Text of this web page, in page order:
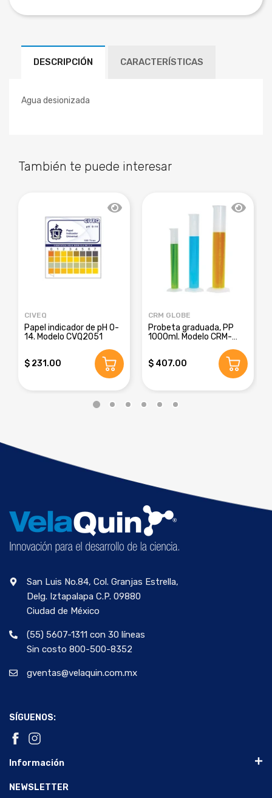
DESCRIPCIÓN CARACTERÍSTICAS
Agua desionizada
También te puede interesar
CIVEQ
Papel indicador de pH 0-
14. Modelo CVQ2051
$ 231.00
CRM GLOBE
Probeta graduada, PP
1000ml. Modelo CRM-
$ 407.00
San Luis No.84, Col. Granjas Estrella,
Delg. Iztapalapa C.P. 09880
Ciudad de México
(55) 5607-1311 con 30 líneas
Sin costo 800-500-8352
gventas@velaquin.com.mx
SÍGUENOS:
Información
NEWSLETTER